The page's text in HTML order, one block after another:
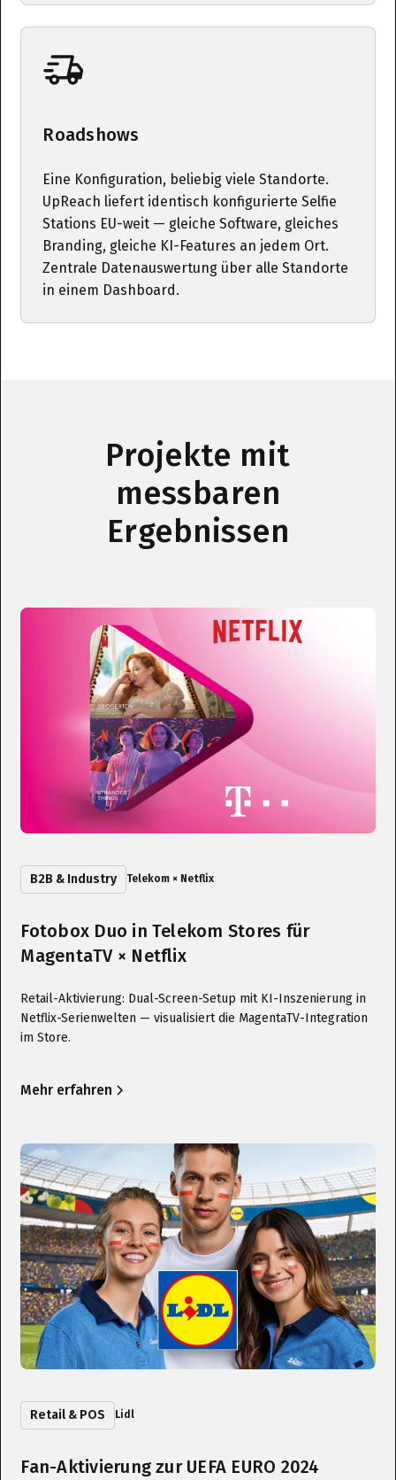
Roadshows
Eine Konfiguration, beliebig viele Standorte.
UpReach liefert identisch konfigurierte Selfie
Stations EU-weit — gleiche Software, gleiches
Branding, gleiche KI-Features an jedem Ort.
Zentrale Datenauswertung über alle Standorte
in einem Dashboard.
Projekte mit
messbaren
Ergebnissen
B2B & Industry Telekom × Netflix
Fotobox Duo in Telekom Stores für
MagentaTV × Netflix
Retail-Aktivierung: Dual-Screen-Setup mit KI-Inszenierung in
Netflix-Serienwelten — visualisiert die MagentaTV-Integration
im Store.
Mehr erfahren
Retail & POS Lidl
Fan-Aktivierung zur UEFA EURO 2024